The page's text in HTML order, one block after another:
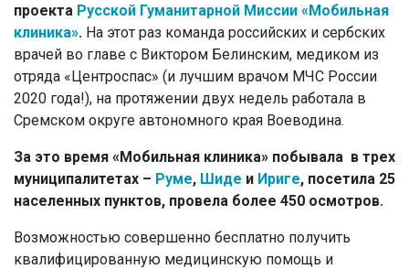
проекта Русской Гуманитарной Миссии «Мобильная
клиника». На этот раз команда российских и сербских
врачей во главе с Виктором Белинским, медиком из
отряда «Центроспас» (и лучшим врачом МЧС России
2020 года!), на протяжении двух недель работала в
Сремском округе автономного края Воеводина.
За это время «Мобильная клиника» побывала в трех
муниципалитетах – Руме, Шиде и Ириге, посетила 25
населенных пунктов, провела более 450 осмотров.
Возможностью совершенно бесплатно получить
квалифицированную медицинскую помощь и